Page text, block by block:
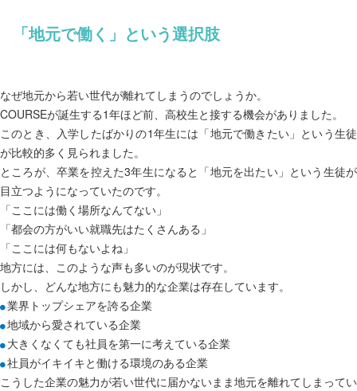
「地元で働く」という選択肢
なぜ地元から若い世代が離れてしまうのでしょうか。
COURSEが誕生する1年ほど前、高校生と接する機会がありました。
このとき、入学したばかりの1年生には「地元で働きたい」という生徒
が比較的多く見られました。
ところが、卒業を控えた3年生になると「地元を出たい」という生徒が
目立つようになっていたのです。
「ここには働く場所なんてない」
「都会の方がいい就職先はたくさんある」
「ここには何もないよね」
地方には、このような声も多いのが現状です。
しかし、どんな地方にも魅力的な企業は存在しています。
業界トップシェアを誇る企業
地域から愛されている企業
大きくなくても社員を第一に考えている企業
社員がイキイキと働ける環境のある企業
こうした企業の魅力が若い世代に届かないまま地元を離れてしまってい